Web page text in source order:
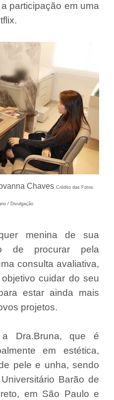
participação em uma
Chaves Crédito das Fotos:
/ Divulgação
menina de sua
de procurar pela
consulta avaliativa,
cuidar do seu
estar ainda mais
projetos.
Dra.Bruna, que é
em estética,
pele e unha, sendo
Barão de
em São Paulo e